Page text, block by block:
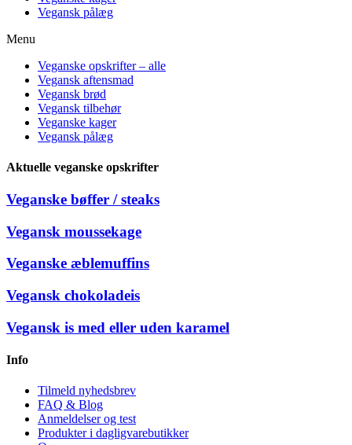
Vegansk pålæg
Menu
Veganske opskrifter – alle
Vegansk aftensmad
Vegansk brød
Vegansk tilbehør
Veganske kager
Vegansk pålæg
Aktuelle veganske opskrifter
Veganske bøffer / steaks
Vegansk moussekage
Veganske æblemuffins
Vegansk chokoladeis
Vegansk is med eller uden karamel
Info
Tilmeld nyhedsbrev
FAQ & Blog
Anmeldelser og test
Produkter i dagligvarebutikker